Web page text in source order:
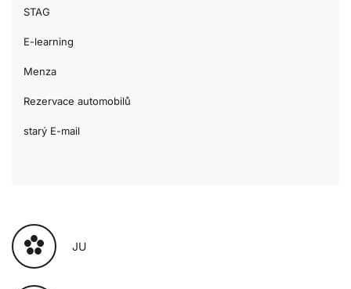
STAG
E-learning
Menza
Rezervace automobilů
starý E-mail
JU